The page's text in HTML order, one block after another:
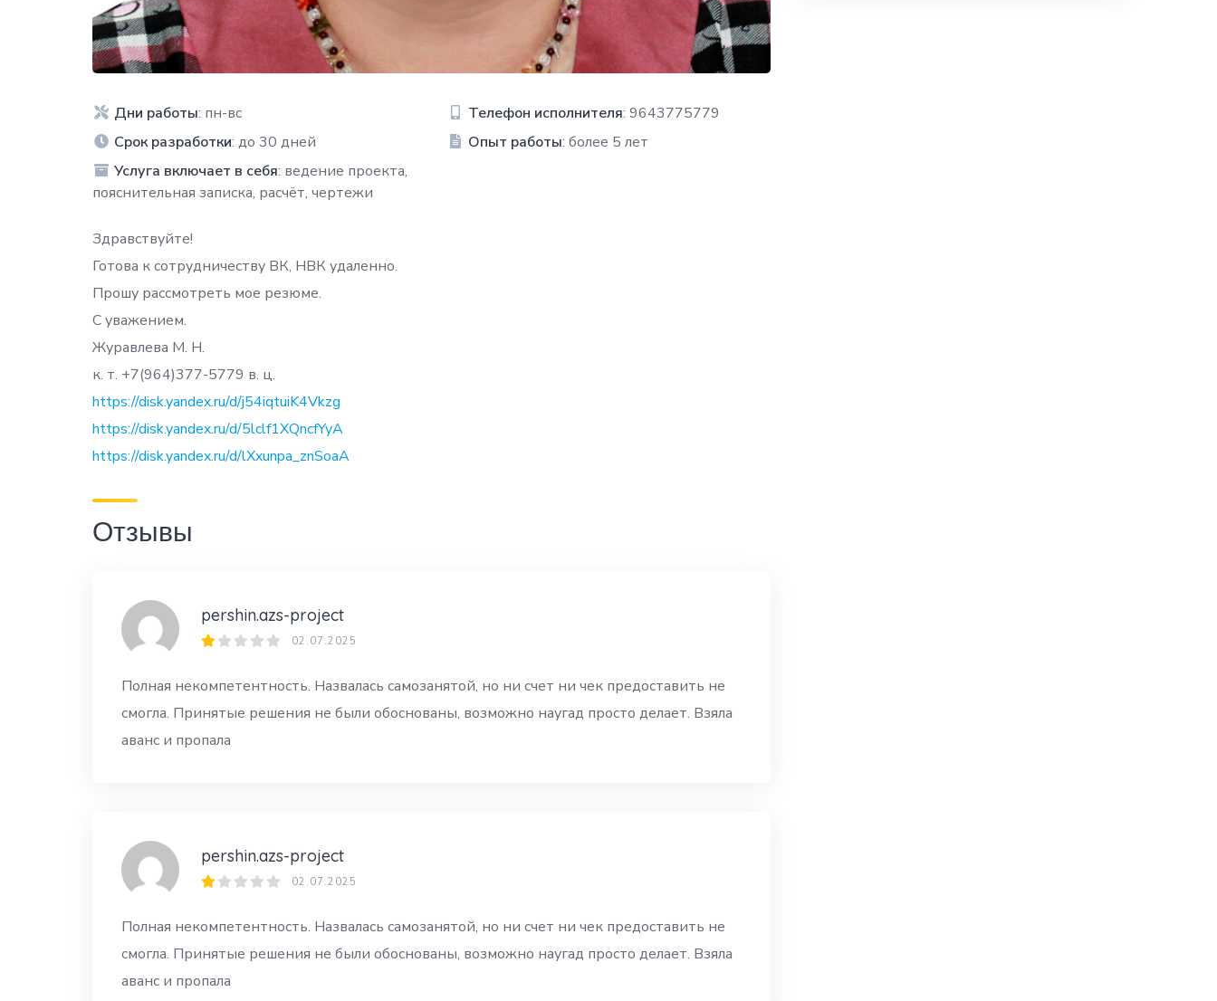
Дни работы: пн-вс Телефон исполнителя: 9643775779
Срок разработки: до 30 дней Опыт работы: более 5 лет
Услуга включает в себя: ведение проекта,
пояснительная записка, расчёт, чертежи
Здравствуйте!
Готова к сотрудничеству ВК, НВК удаленно.
Прошу рассмотреть мое резюме.
С уважением.
Журавлева М. Н.
к. т. +7(964)377-5779 в. ц.
https://disk.yandex.ru/d/j54iqtuiK4Vkzg
https://disk.yandex.ru/d/5lclf1XQncfYyA
https://disk.yandex.ru/d/lXxunpa_znSoaA
Отзывы
pershin.azs-project
02.07.2025
Полная некомпетентность. Назвалась самозанятой, но ни счет ни чек предоставить не
смогла. Принятые решения не были обоснованы, возможно наугад просто делает. Взяла
аванс и пропала
pershin.azs-project
02.07.2025
Полная некомпетентность. Назвалась самозанятой, но ни счет ни чек предоставить не
смогла. Принятые решения не были обоснованы, возможно наугад просто делает. Взяла
аванс и пропала